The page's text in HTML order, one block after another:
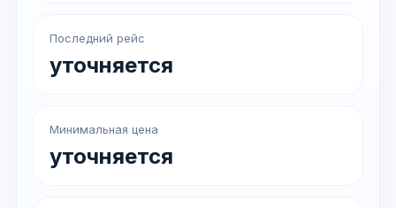
Последний рейс
уточняется
Минимальная цена
уточняется